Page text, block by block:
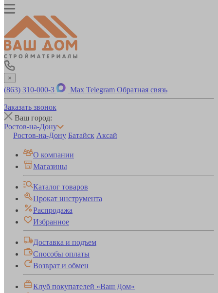
×
(863) 310-000-3 Max Telegram Обратная связь
Заказать звонок
Ваш город:
Ростов-на-Дону
Ростов-на-Дону Батайск Аксай
О компании
Магазины
Каталог товаров
Прокат инструмента
Распродажа
Избранное
Доставка и подъем
Способы оплаты
Возврат и обмен
Клуб покупателей «Ваш Дом»